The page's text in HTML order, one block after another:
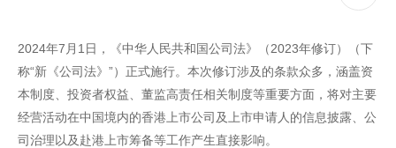
2024年7月1日，《中华人民共和国公司法》（2023年修订）（下
称“新《公司法》”）正式施行。本次修订涉及的条款众多，涵盖资
本制度、投资者权益、董监高责任相关制度等重要方面，将对主要
经营活动在中国境内的香港上市公司及上市申请人的信息披露、公
司治理以及赴港上市筹备等工作产生直接影响。